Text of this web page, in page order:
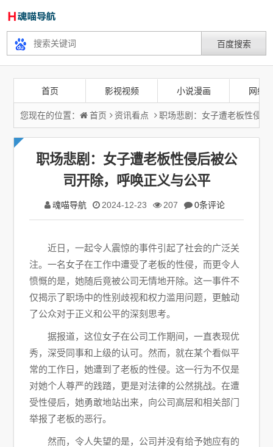
首页 影视视频 小说漫画 网络
您现在的位置： 首页 资讯看点 职场悲剧：女子遭老板性侵
职场悲剧：女子遭老板性侵后被公
司开除，呼唤正义与公平
魂喵导航 2024-12-23 207 0条评论
近日，一起令人震惊的事件引起了社会的广泛关
注。一名女子在工作中遭受了老板的性侵，而更令人
愤慨的是，她随后竟被公司无情地开除。这一事件不
仅揭示了职场中的性别歧视和权力滥用问题，更触动
了公众对于正义和公平的深刻思考。
据报道，这位女子在公司工作期间，一直表现优
秀，深受同事和上级的认可。然而，就在某个看似平
常的工作日，她遭到了老板的性侵。这一行为不仅是
对她个人尊严的践踏，更是对法律的公然挑战。在遭
受性侵后，她勇敢地站出来，向公司高层和相关部门
举报了老板的恶行。
然而，令人失望的是，公司并没有给予她应有的